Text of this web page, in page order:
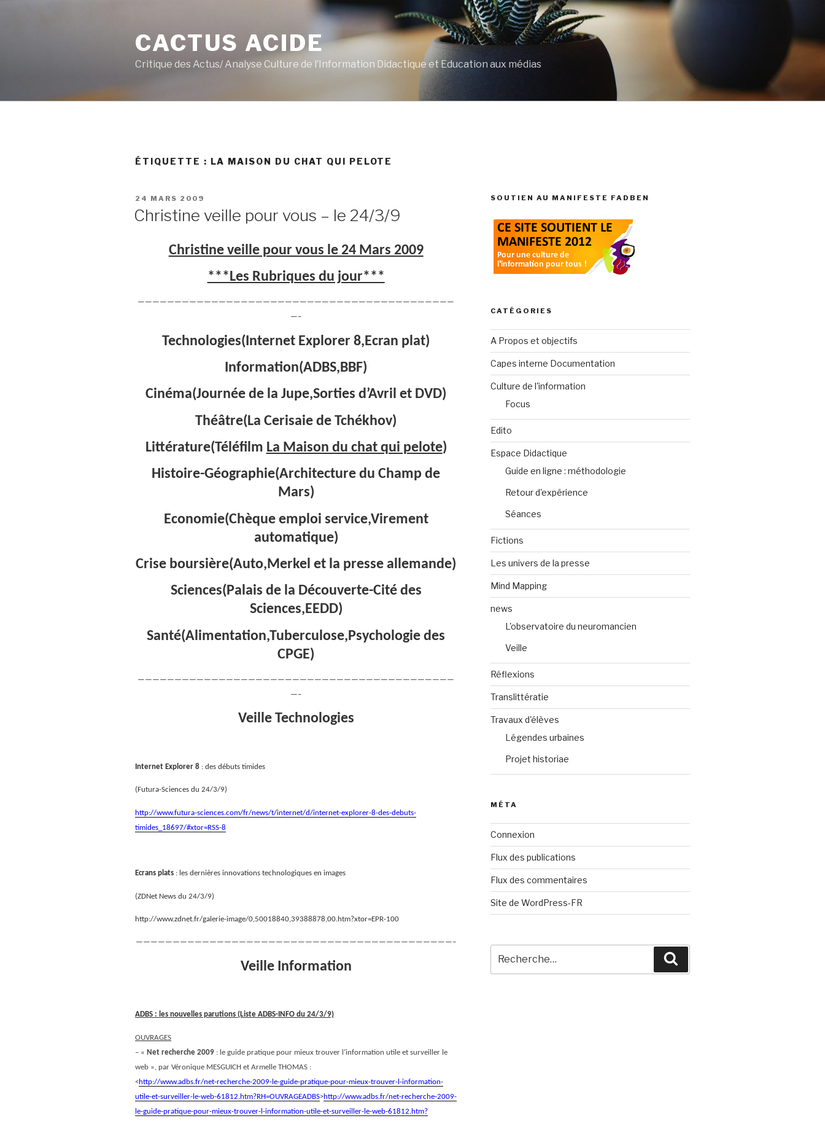
CACTUS ACIDE
Critique des Actus/ Analyse Culture de l’Information Didactique et Education aux médias
ÉTIQUETTE : LA MAISON DU CHAT QUI PELOTE
PUBLIÉ
24 MARS 2009
Christine veille pour vous – le 24/3/9
Christine veille pour vous le 24 Mars 2009
***Les Rubriques du jour***
———————————————————————————————————————————
—–
Technologies(Internet Explorer 8,Ecran plat)
Information(ADBS,BBF)
Cinéma(Journée de la Jupe,Sorties d’Avril et DVD)
Théâtre(La Cerisaie de Tchékhov)
Littérature(Téléfilm La Maison du chat qui pelote)
Histoire-Géographie(Architecture du Champ de
Mars)
Economie(Chèque emploi service,Virement
automatique)
Crise boursière(Auto,Merkel et la presse allemande)
Sciences(Palais de la Découverte-Cité des
Sciences,EEDD)
Santé(Alimentation,Tuberculose,Psychologie des
CPGE)
———————————————————————————————————————————
—–
Veille Technologies
Internet Explorer 8 : des débuts timides
(Futura-Sciences du 24/3/9)
http://www.futura-sciences.com/fr/news/t/internet/d/internet-explorer-8-des-debuts-
timides_18697/#xtor=RSS-8
Ecrans plats : les dernières innovations technologiques en images
(ZDNet News du 24/3/9)
http://www.zdnet.fr/galerie-image/0,50018840,39388878,00.htm?xtor=EPR-100
———————————————————————————————————————————–
Veille Information
ADBS : les nouvelles parutions (Liste ADBS-INFO du 24/3/9)
OUVRAGES
– « Net recherche 2009 : le guide pratique pour mieux trouver l’information utile et surveiller le
web », par Véronique MESGUICH et Armelle THOMAS :
<http://www.adbs.fr/net-recherche-2009-le-guide-pratique-pour-mieux-trouver-l-information-
utile-et-surveiller-le-web-61812.htm?RH=OUVRAGEADBS>http://www.adbs.fr/net-recherche-2009-
le-guide-pratique-pour-mieux-trouver-l-information-utile-et-surveiller-le-web-61812.htm?
SOUTIEN AU MANIFESTE FADBEN
CATÉGORIES
A Propos et objectifs
Capes interne Documentation
Culture de l'information
Focus
Edito
Espace Didactique
Guide en ligne : méthodologie
Retour d'expérience
Séances
Fictions
Les univers de la presse
Mind Mapping
news
L'observatoire du neuromancien
Veille
Réflexions
Translittératie
Travaux d'élèves
Légendes urbaines
Projet historiae
MÉTA
Connexion
Flux des publications
Flux des commentaires
Site de WordPress-FR
pour
: